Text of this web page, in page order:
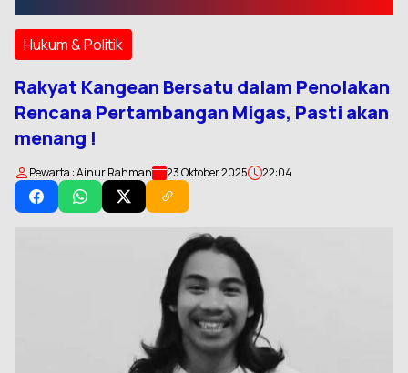
Hukum & Politik
Rakyat Kangean Bersatu dalam Penolakan
Rencana Pertambangan Migas, Pasti akan
menang !
Pewarta : Ainur Rahman 23 Oktober 2025 22:04